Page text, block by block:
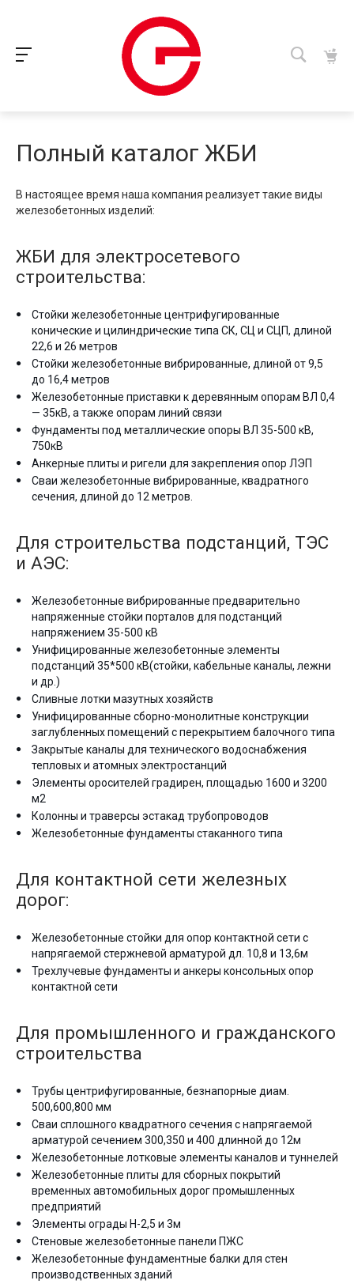
Полный каталог ЖБИ
В настоящее время наша компания реализует такие виды
железобетонных изделий:
ЖБИ для электросетевого
строительства:
Стойки железобетонные центрифугированные
конические и цилиндрические типа СК, СЦ и СЦП, длиной
22,6 и 26 метров
Стойки железобетонные вибрированные, длиной от 9,5
до 16,4 метров
Железобетонные приставки к деревянным опорам ВЛ 0,4
— 35кВ, а также опорам линий связи
Фундаменты под металлические опоры ВЛ 35-500 кВ,
750кВ
Анкерные плиты и ригели для закрепления опор ЛЭП
Сваи железобетонные вибрированные, квадратного
сечения, длиной до 12 метров.
Для строительства подстанций, ТЭС
и АЭС:
Железобетонные вибрированные предварительно
напряженные стойки порталов для подстанций
напряжением 35-500 кВ
Унифицированные железобетонные элементы
подстанций 35*500 кВ(стойки, кабельные каналы, лежни
и др.)
Сливные лотки мазутных хозяйств
Унифицированные сборно-монолитные конструкции
заглубленных помещений с перекрытием балочного типа
Закрытые каналы для технического водоснабжения
тепловых и атомных электростанций
Элементы оросителей градирен, площадью 1600 и 3200
м2
Колонны и траверсы эстакад трубопроводов
Железобетонные фундаменты стаканного типа
Для контактной сети железных
дорог:
Железобетонные стойки для опор контактной сети с
напрягаемой стержневой арматурой дл. 10,8 и 13,6м
Трехлучевые фундаменты и анкеры консольных опор
контактной сети
Для промышленного и гражданского
строительства
Трубы центрифугированные, безнапорные диам.
500,600,800 мм
Сваи сплошного квадратного сечения с напрягаемой
арматурой сечением 300,350 и 400 длинной до 12м
Железобетонные лотковые элементы каналов и туннелей
Железобетонные плиты для сборных покрытий
временных автомобильных дорог промышленных
предприятий
Элементы ограды Н-2,5 и 3м
Стеновые железобетонные панели ПЖС
Железобетонные фундаментные балки для стен
производственных зданий